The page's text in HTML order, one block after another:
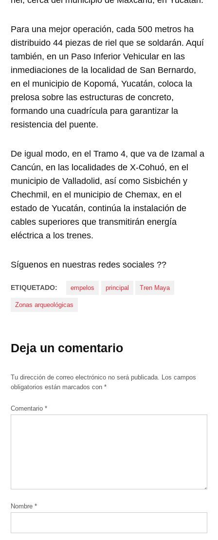
Para una mejor operación, cada 500 metros ha
distribuido 44 piezas de riel que se soldarán. Aquí
también, en un Paso Inferior Vehicular en las
inmediaciones de la localidad de San Bernardo,
en el municipio de Kopomá, Yucatán, coloca la
prelosa sobre las estructuras de concreto,
formando una cuadrícula para garantizar la
resistencia del puente.
De igual modo, en el Tramo 4, que va de Izamal a
Cancún, en las localidades de X-Cohuó, en el
municipio de Valladolid, así como Sisbichén y
Chechmil, en el municipio de Chemax, en el
estado de Yucatán, continúa la instalación de
cables superiores que transmitirán energía
eléctrica a los trenes.
Síguenos en nuestras redes sociales ??
ETIQUETADO: empelos principal Tren Maya
Zonas arqueológicas
Deja un comentario
Tu dirección de correo electrónico no será publicada.
Los campos
obligatorios están marcados con*
Comentario*
Nombre*